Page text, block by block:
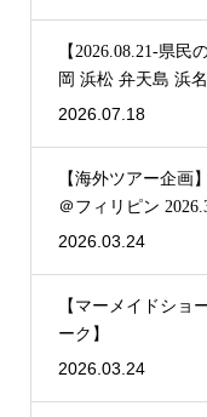
【2026.08.21-県
岡 浜松 弁天島 浜名
2026.07.18
【海外ツアー企画
＠フィリピン
2026.03.24
【マーメイドショー ＠ フィリピン マニラオーシャン
ーク】
2026.03.24